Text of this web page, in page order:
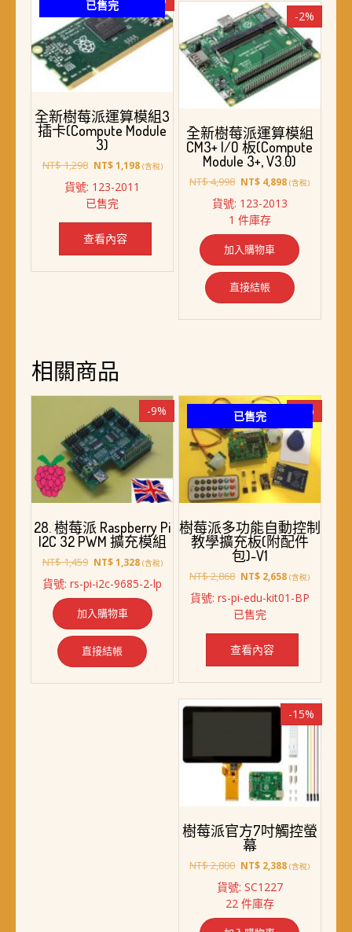
已售完
全新樹莓派運算模組3
插卡(Compute Module
3)
NT$1,298 原
價
格：
NT$ 1,298。
NT$1,198目
NT$ 1,198。
(含稅)
貨號: 123-2011
已售完
查看內容
-2%
全新樹莓派運算模組
CM3+ I/O 板(Compute
Module 3+, V3.0)
NT$4,998 原
價
格：
NT$ 4,998。
NT$ 4,898目
價
NT$ 4,898。
(含稅)
貨號: 123-2013
1 件庫存
加入購物車
直接結帳
相關商品
-9%
28. 樹莓派 Raspberry Pi
I2C 32 PWM 擴充模組
NT$1,459 原
價
NT$ 1,459。
NT$1,328目
價
格：
NT$ 1,328。
(含稅)
貨號: rs-pi-i2c-9685-2-lp
加入購物車
直接結帳
已售完 -7%
樹莓派多功能自動控制
教學擴充板(附配件
包)-V1
NT$2,868 原
價
格：
NT$ 2,868。
NT$ 2,658目
價
NT$ 2,658。
(含稅)
貨號: rs-pi-edu-kit01-BP
已售完
查看內容
-15%
樹莓派官方7吋觸控螢
幕
NT$2,800 原
價
格：
NT$ 2,800。
NT$ 2,388目
NT$ 2,388。
(含稅)
貨號: SC1227
22 件庫存